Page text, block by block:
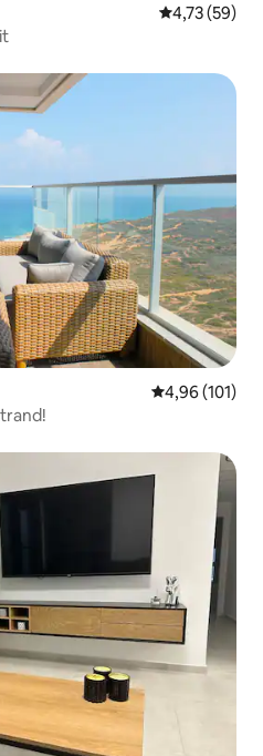
Gemiddelde
4,73 (59)
Gemiddelde
4,96 (101)